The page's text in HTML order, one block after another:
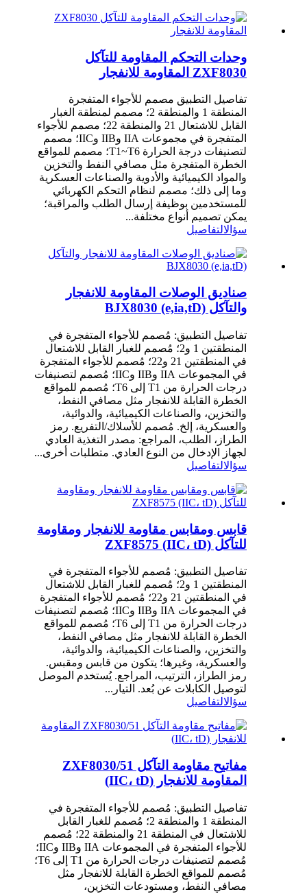
وحدات التحكم المقاومة للتآكل
ZXF8030 المقاومة للانفجار
تفاصيل التطبيق مصمم للأجواء المتفجرة
المنطقة 1 والمنطقة 2؛ مصمم لمنطقة الغبار
القابل للاشتعال 21 والمنطقة 22؛ مصمم للأجواء
المتفجرة في مجموعات IIA وIIB وIIC؛ مصمم
لتصنيفات درجة الحرارة T1~T6؛ مصمم للمواقع
الخطرة المتفجرة مثل مصافي النفط والتخزين
والمواد الكيميائية والأدوية والصناعات العسكرية
وما إلى ذلك؛ مصمم لنظام التحكم الكهربائي
للمستخدمين بوظيفة إرسال الطلب والمراقبة؛
يمكن تصميم أنواع مختلفة...
سؤالالتفاصيل
صناديق الوصلات المقاومة للانفجار
والتآكل BJX8030 (e,ia,tD)
تفاصيل التطبيق: مُصمم للأجواء المتفجرة في
المنطقتين 1 و2؛ مُصمم للغبار القابل للاشتعال
في المنطقتين 21 و22؛ مُصمم للأجواء المتفجرة
في المجموعات IIA وIIB وIIC؛ مُصمم لتصنيفات
درجات الحرارة من T1 إلى T6؛ مُصمم للمواقع
الخطرة القابلة للانفجار مثل مصافي النفط،
والتخزين، والصناعات الكيميائية، والدوائية،
والعسكرية، إلخ. مُصمم للأسلاك/التفريع. رمز
الطراز، الطلب، المراجع: مصدر التغذية العادي
لجهاز الإدخال من النوع العادي. متطلبات أخرى...
سؤالالتفاصيل
قابس ومقابس مقاومة للانفجار ومقاومة
للتآكل ZXF8575 (IIC، tD)
تفاصيل التطبيق: مُصمم للأجواء المتفجرة في
المنطقتين 1 و2؛ مُصمم للغبار القابل للاشتعال
في المنطقتين 21 و22؛ مُصمم للأجواء المتفجرة
في المجموعات IIA وIIB وIIC؛ مُصمم لتصنيفات
درجات الحرارة من T1 إلى T6؛ مُصمم للمواقع
الخطرة القابلة للانفجار مثل مصافي النفط،
والتخزين، والصناعات الكيميائية، والدوائية،
والعسكرية، وغيرها؛ يتكون من قابس ومقبس.
رمز الطراز، الترتيب، المراجع. يُستخدم الموصل
لتوصيل الكابلات عن بُعد. التيار...
سؤالالتفاصيل
مفاتيح مقاومة التآكل ZXF8030/51
المقاومة للانفجار (IIC، tD)
تفاصيل التطبيق: مُصمم للأجواء المتفجرة في
المنطقة 1 والمنطقة 2؛ مُصمم للغبار القابل
للاشتعال في المنطقة 21 والمنطقة 22؛ مُصمم
للأجواء المتفجرة في المجموعات IIA وIIB وIIC؛
مُصمم لتصنيفات درجات الحرارة من T1 إلى T6؛
مُصمم للمواقع الخطرة القابلة للانفجار مثل
مصافي النفط، ومستودعات التخزين،